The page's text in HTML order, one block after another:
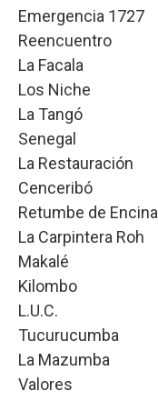
Emergencia 1727
Reencuentro
La Facala
Los Niche
La Tangó
Senegal
La Restauración
Cenceribó
Retumbe de Encina
La Carpintera Roh
Makalé
Kilombo
L.U.C.
Tucurucumba
La Mazumba
Valores